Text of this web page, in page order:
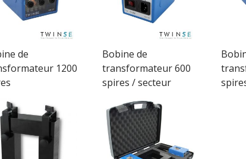
de
1200
Bobine de
transformateur 600
spires / secteur